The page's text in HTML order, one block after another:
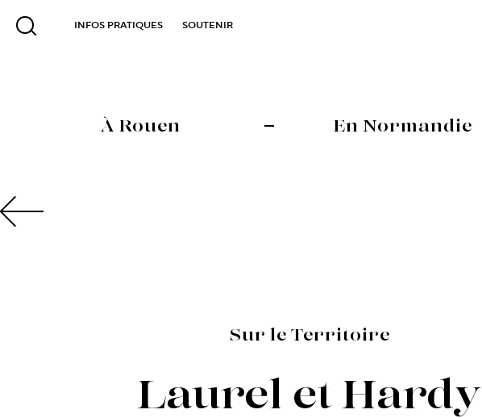
INFOS PRATIQUES SOUTENIR
À Rouen En Normandie
Sur le Territoire
Laurel et Hardy